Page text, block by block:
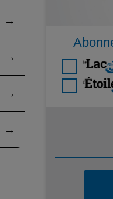
→
→
→
→